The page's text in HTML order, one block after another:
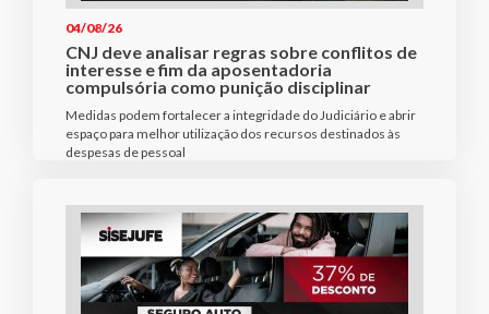
04/08/26
CNJ deve analisar regras sobre conflitos de
interesse e fim da aposentadoria
compulsória como punição disciplinar
Medidas podem fortalecer a integridade do Judiciário e abrir
espaço para melhor utilização dos recursos destinados às
despesas de pessoal